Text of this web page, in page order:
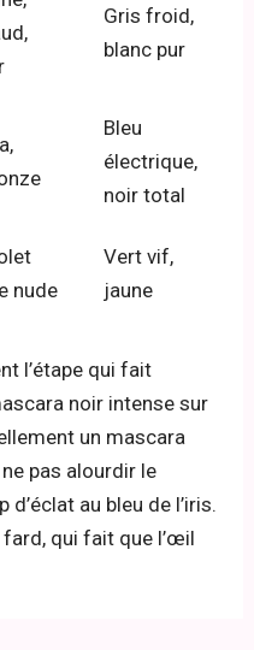
Gris froid,
blanc pur
Bleu
électrique,
noir total
nude
Vert vif,
jaune
l’étape qui fait
noir intense sur
un mascara
pas alourdir le
au bleu de l’iris.
fard, qui fait que l’œil